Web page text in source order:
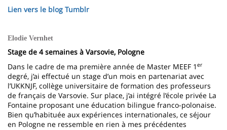
Lien vers le blog Tumblr
Elodie Vernhet
Stage de 4 semaines à Varsovie, Pologne
Dans le cadre de ma première année de Master MEEF 1 er
degré, j’ai effectué un stage d’un mois en partenariat avec
l’UKKNJF, collège universitaire de formation des professeurs
de français de Varsovie. Sur place, j’ai intégré l’école privée La
Fontaine proposant une éducation bilingue franco-polonaise.
Bien qu’habituée aux expériences internationales, ce séjour
en Pologne ne ressemble en rien à mes précédentes